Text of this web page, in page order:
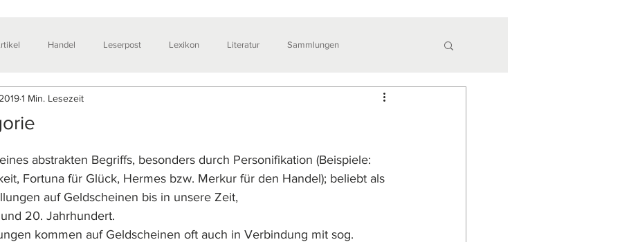
Handel Leserpost Lexikon Literatur Sammlungen
1 Min. Lesezeit
abstrakten Begriffs, besonders durch Personifikation (Beispiele:
Fortuna für Glück, Hermes bzw. Merkur für den Handel); beliebt als
auf Geldscheinen bis in unsere Zeit,
20. Jahrhundert.
kommen auf Geldscheinen oft auch in Verbindung mit sog.